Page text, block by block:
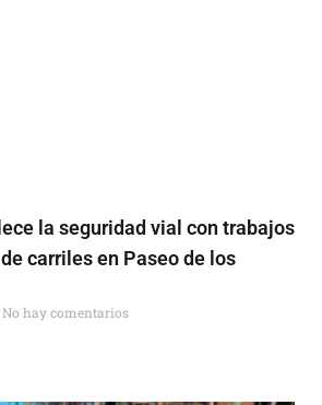
la seguridad vial con trabajos
carriles en Paseo de los
No hay comentarios